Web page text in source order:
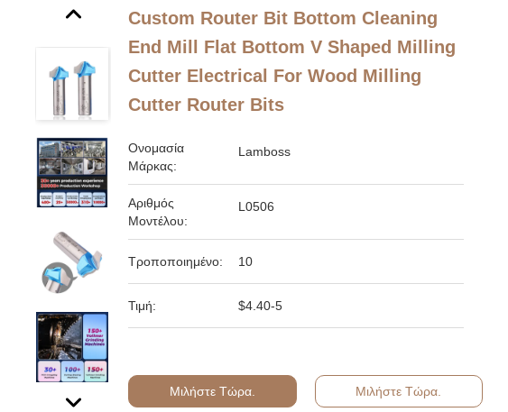
Custom Router Bit Bottom Cleaning
End Mill Flat Bottom V Shaped Milling
Cutter Electrical For Wood Milling
Cutter Router Bits
Ονομασία
Μάρκας:
Lamboss
Αριθμός
Μοντέλου:
L0506
Τροποποιημένο: 10
Τιμή: $4.40-5
Μιλήστε Τώρα. Μιλήστε Τώρα.